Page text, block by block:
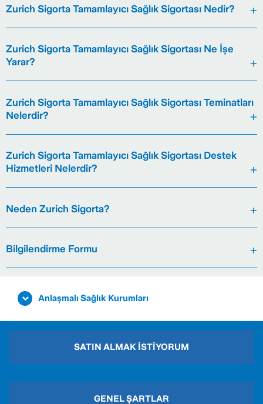
Zurich Sigorta Tamamlayıcı Sağlık Sigortası Nedir?
Zurich Sigorta Tamamlayıcı Sağlık Sigortası Ne İşe
Yarar?
Zurich Sigorta Tamamlayıcı Sağlık Sigortası Teminatları
Nelerdir?
Zurich Sigorta Tamamlayıcı Sağlık Sigortası Destek
Hizmetleri Nelerdir?
Neden Zurich Sigorta?
Bilgilendirme Formu
Anlaşmalı Sağlık Kurumları
SATIN ALMAK İSTİYORUM
GENEL ŞARTLAR